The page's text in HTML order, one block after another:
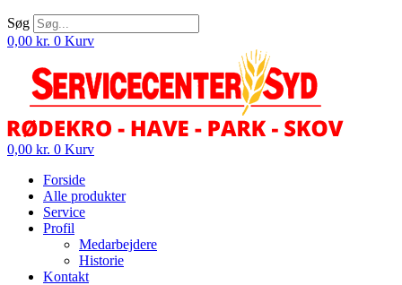
Søg
0,00 kr. 0 Kurv
0,00 kr. 0 Kurv
Forside
Alle produkter
Service
Profil
Medarbejdere
Historie
Kontakt